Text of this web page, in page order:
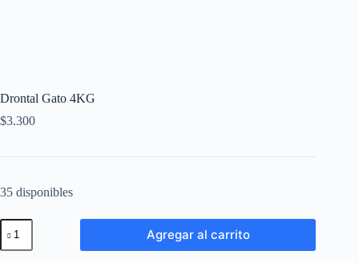
Drontal Gato 4KG
$3.300
35 disponibles
Agregar al carrito